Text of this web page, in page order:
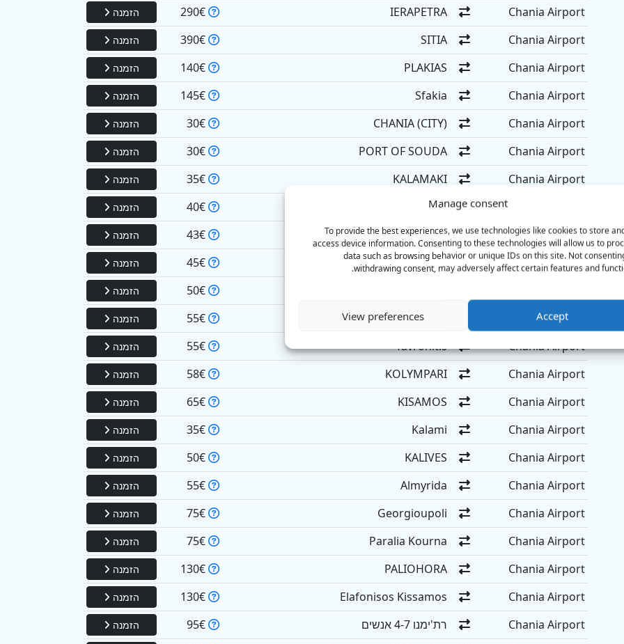
Manage consent
To provide the best experiences, we use technologies like cookies to store
access device information. Consenting to these technologies will allow us to
data such as browsing behavior or unique IDs on this site. Not
withdrawing consent, may adversely affect certain features and
Accept
View preferences
Chania Airport
IERAPETRA הזמנה
Chania Airport
SITIA הזמנה
Chania Airport
PLAKIAS הזמנה
Chania Airport
Sfakia הזמנה
Chania Airport
CHANIA (CITY) הזמנה
Chania Airport
PORT OF SOUDA הזמנה
Chania Airport
KALAMAKI הזמנה
Stalos הזמנה
Chania Airport
AGIA MARINA הזמנה
Chania Airport
PLATANIAS CHANIA הזמנה
הזמנה
Chania Airport
Maleme הזמנה
Chania Airport
Tavronitis הזמנה
Chania Airport
KOLYMPARI הזמנה
Chania Airport
KISAMOS הזמנה
Chania Airport
Kalami הזמנה
Chania Airport
KALIVES הזמנה
Chania Airport
Almyrida הזמנה
Chania Airport
Georgioupoli הזמנה
Chania Airport
Paralia Kourna הזמנה
Chania Airport
PALIOHORA הזמנה
Chania Airport
Elafonisos Kissamos הזמנה
Chania Airport רת'ימנו 4-7 אנשים הזמנה